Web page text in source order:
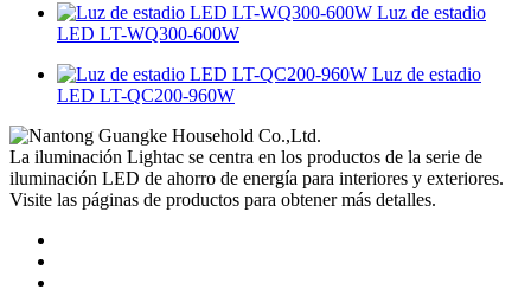
Luz de estadio
LED LT-WQ300-600W
Luz de estadio
LED LT-QC200-960W
La iluminación Lightac se centra en los productos de la serie de
iluminación LED de ahorro de energía para interiores y exteriores.
Visite las páginas de productos para obtener más detalles.